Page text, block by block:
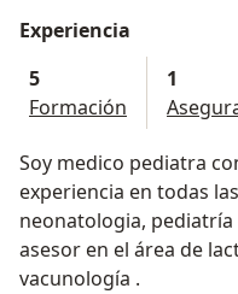
Experiencia
5
Formación
1
Soy medico pediatra
experiencia en todas
neonatologia,
asesor en el área de
vacunología .